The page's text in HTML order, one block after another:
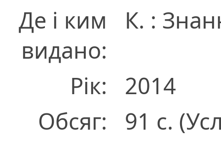
Де і ким
видано:
К. :
Рік:
2014
Обсяг:
91 с.